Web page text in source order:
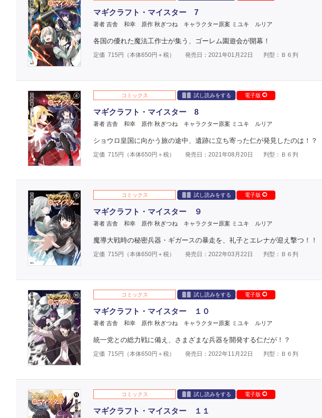
マギクラフト・マイスター 7
著者 吉舎 和幸 原作 秋ぎつね キャラクター原案 ミユキ ルリア
各国の優れた魔法工作士が集う、ゴーレム園遊会が開幕！
定価 715 円（本体650円＋税） 発売日：2021年01月22日 判型：Ｂ６判
コミックス 試し読みをする 電子版
マギクラフト・マイスター 8
著者 吉舎 和幸 原作 秋ぎつね キャラクター原案 ミユキ ルリア
ショウロ皇国に向かう旅の途中、遺跡に立ち寄った仁が発見したのは！？
定価 715 円（本体650円＋税） 発売日：2021年08月20日 判型：Ｂ６判
コミックス 試し読みをする 電子版
マギクラフト・マイスター ９
著者 吉舎 和幸 原作 秋ぎつね キャラクター原案 ミユキ ルリア
魔導大戦時の秘密兵器・ギガースの暴走を、礼子とエレナが迎え撃つ！！
定価 715 円（本体650円＋税） 発売日：2022年03月22日 判型：Ｂ６判
コミックス 試し読みをする 電子版
マギクラフト・マイスター １０
著者 吉舎 和幸 原作 秋ぎつね キャラクター原案 ミユキ ルリア
統一党との総力戦に備え、さまざまな兵器を開発する仁だが！？
定価 715 円（本体650円＋税） 発売日：2022年11月22日 判型：Ｂ６判
コミックス 試し読みをする 電子版
マギクラフト・マイスター １１